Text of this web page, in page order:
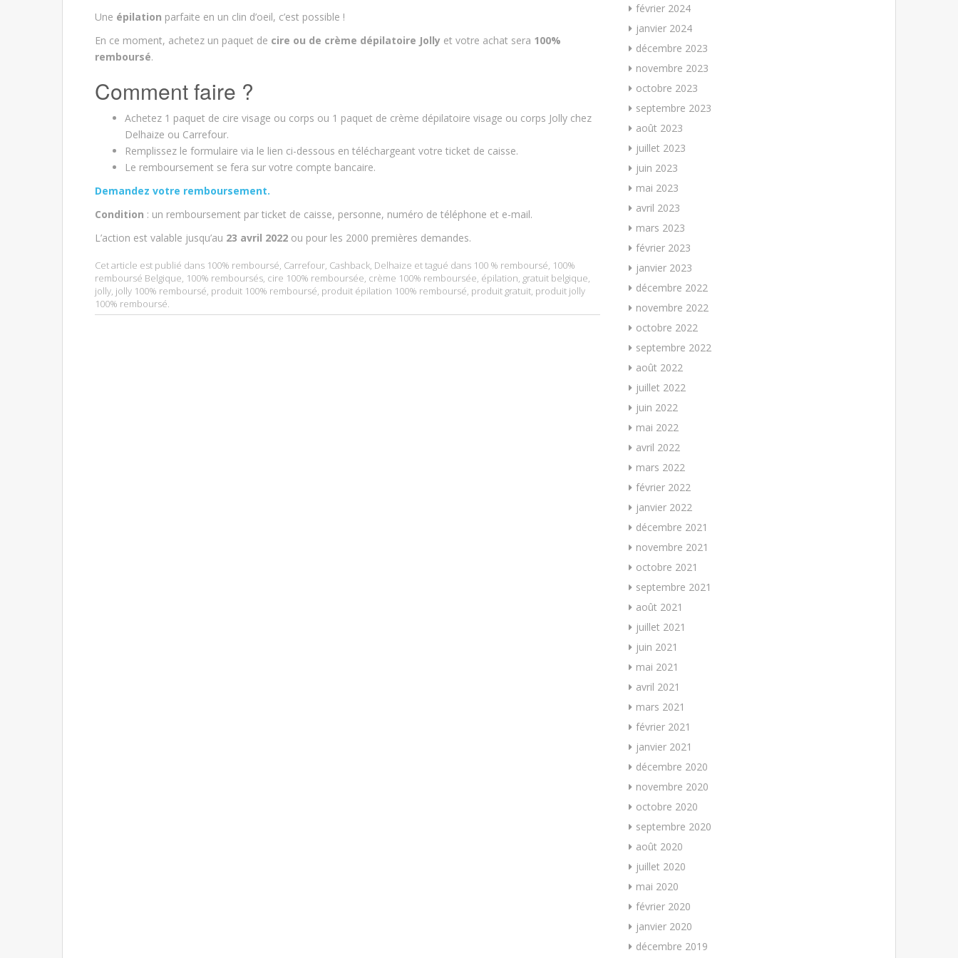
Une épilation parfaite en un clin d’oeil, c’est possible !
En ce moment, achetez un paquet de cire ou de crème dépilatoire Jolly et votre achat sera 100%
remboursé.
Comment faire ?
Achetez 1 paquet de cire visage ou corps ou 1 paquet de crème dépilatoire visage ou corps Jolly chez
Delhaize ou Carrefour.
Remplissez le formulaire via le lien ci-dessous en téléchargeant votre ticket de caisse.
Le remboursement se fera sur votre compte bancaire.
Demandez votre remboursement.
Condition : un remboursement par ticket de caisse, personne, numéro de téléphone et e-mail.
L’action est valable jusqu’au 23 avril 2022 ou pour les 2000 premières demandes.
Cet article est publié dans 100% remboursé, Carrefour, Cashback, Delhaize et tagué dans 100 % remboursé, 100%
remboursé Belgique, 100% remboursés, cire 100% remboursée, crème 100% remboursée, épilation, gratuit belgique,
jolly, jolly 100% remboursé, produit 100% remboursé, produit épilation 100% remboursé, produit gratuit, produit jolly
100% remboursé.
février 2024
janvier 2024
décembre 2023
novembre 2023
octobre 2023
septembre 2023
août 2023
juillet 2023
juin 2023
mai 2023
avril 2023
mars 2023
février 2023
janvier 2023
décembre 2022
novembre 2022
octobre 2022
septembre 2022
août 2022
juillet 2022
juin 2022
mai 2022
avril 2022
mars 2022
février 2022
janvier 2022
décembre 2021
novembre 2021
octobre 2021
septembre 2021
août 2021
juillet 2021
juin 2021
mai 2021
avril 2021
mars 2021
février 2021
janvier 2021
décembre 2020
novembre 2020
octobre 2020
septembre 2020
août 2020
juillet 2020
mai 2020
février 2020
janvier 2020
décembre 2019